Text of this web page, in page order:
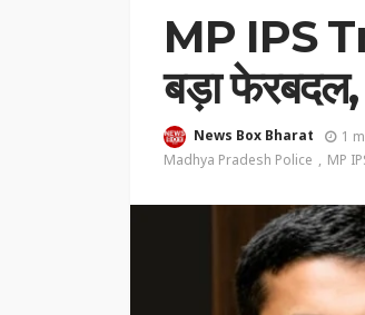
MP IPS
बड़ा
News Box Bharat 1
Madhya Pradesh Police
MP